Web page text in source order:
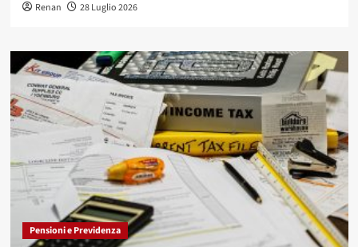
Renan 28 Luglio 2026
Pensioni e Previdenza